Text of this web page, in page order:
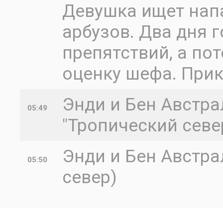
Девушка ищет
арбузов. Два дня
препятствий, а
оценку шефа.
05:49
Энди и Бен
"Тропический
05:50
Энди и Бен
север)